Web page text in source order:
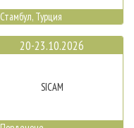
Стамбул, Турция
20-23.10.2026
SICAM